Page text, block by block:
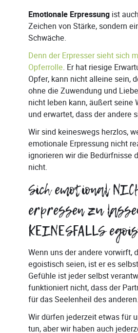
Emotionale Erpressung ist
Zeichen von Stärke, sondern
Schwäche.
Denn der Erpresser sieht sich
Opferrolle. Er hat riesige
Opfer, kann nicht alleine sein,
ohne die Zuwendung und
nicht leben kann, äußert seine
und erwartet, dass der andere
Wir sind keineswegs herzlos,
emotionale Erpressung nicht
ignorieren wir die Bedürfnisse
nicht.
Sich emotional
erpressen zu
KEINESFALLS
Wenn uns der andere vorwirft,
egoistisch seien, ist er es
Gefühle ist jeder selbst
funktioniert nicht, dass der
für das Seelenheil des anderen.
Wir dürfen jederzeit etwas für
tun, aber wir haben auch